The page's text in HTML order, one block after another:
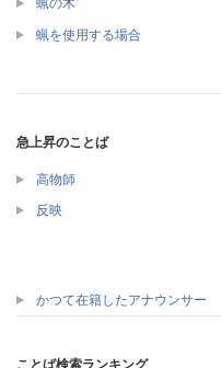
蝋の木
蝋を使用する場合
急上昇のことば
高物師
反映
かつて在籍したアナウンサー
ことば検索ランキング